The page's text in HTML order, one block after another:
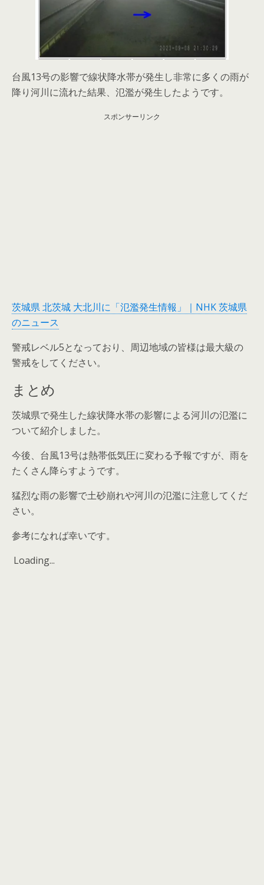
台風13号の影響で線状降水帯が発生し非常に多くの雨が
降り河川に流れた結果、氾濫が発生したようです。
スポンサーリンク
茨城県 北茨城 大北川に「氾濫発生情報」｜NHK 茨城県
のニュース
警戒レベル5となっており、周辺地域の皆様は最大級の
警戒をしてください。
まとめ
茨城県で発生した線状降水帯の影響による河川の氾濫に
ついて紹介しました。
今後、台風13号は熱帯低気圧に変わる予報ですが、雨を
たくさん降らすようです。
猛烈な雨の影響で土砂崩れや河川の氾濫に注意してくだ
さい。
参考になれば幸いです。
Loading...